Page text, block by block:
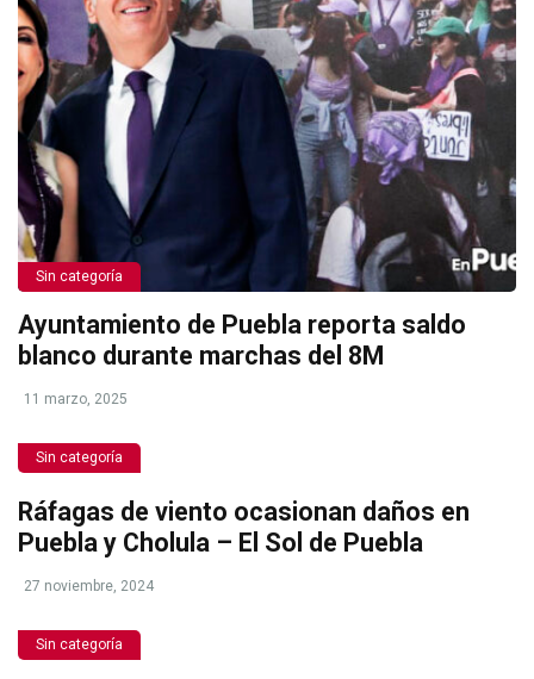
Sin categoría
Ayuntamiento de Puebla reporta saldo
blanco durante marchas del 8M
11 marzo, 2025
Sin categoría
Ráfagas de viento ocasionan daños en
Puebla y Cholula – El Sol de Puebla
27 noviembre, 2024
Sin categoría